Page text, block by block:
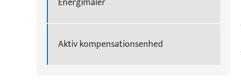
Aktiv kompensationsenhed